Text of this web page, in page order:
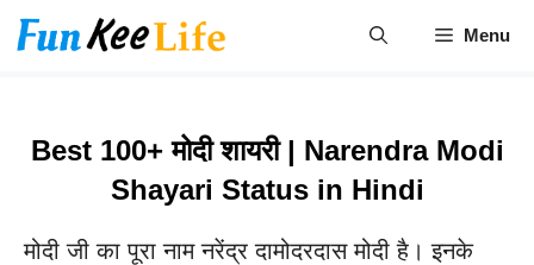
Skip
to
Menu
Best 100+ मोदी शायरी | Narendra Modi
Shayari Status in Hindi
मोदी जी का पूरा नाम नरेंद्र दामोदरदास मोदी है। इनके